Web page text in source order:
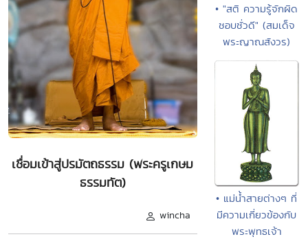
เชื่อมเข้าสู่ปรมัตถธรรม (พระครูเกษม
ธรรมทัต)
wincha
• "สติ ความรู้จักผิด
ชอบชั่วดี" (สมเด็จ
พระญาณสังวร)
• แม่น้ำสายต่างๆ ที่
มีความเกี่ยวข้องกับ
พระพุทธเจ้า